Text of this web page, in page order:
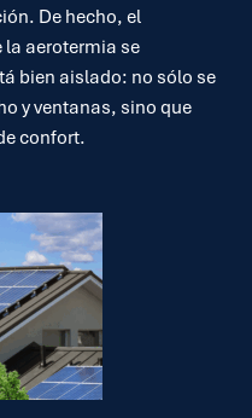
De hecho, el
aerotermia se
bien aislado: no sólo se
y ventanas, sino que
confort.